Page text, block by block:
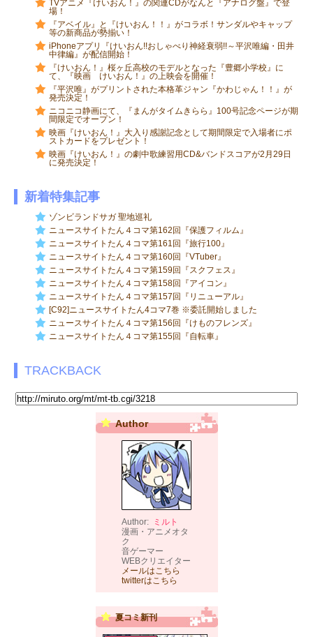
TVアニメ『けいおん！』の関連CDがなんと『アナログ盤』で登
場！
『アベイル』と『けいおん！！』がコラボ！サンダルやキャップ
等の新商品が勢揃い！
iPhoneアプリ『けいおん!!おしゃべり神経衰弱!!～平沢唯編・田井
中律編』が配信開始！
『けいおん！』桜ヶ丘高校のモデルとなった『豊郷小学校』に
て、『映画 けいおん！』の上映会を開催！
『平沢唯』がプリントされた本格革ジャン『かわじゃん！！』が
発売決定！
ニコニコ静画にて、『まんがタイムきらら』100号記念ページが期
間限定でオープン！
映画『けいおん！』大入り感謝記念として期間限定で入場者にポ
ストカードをプレゼント！
映画『けいおん！』の劇中歌練習用CD&バンドスコアが2月29日
に発売決定！
新着特集記事
ゾンビランドサガ 聖地巡礼
ニュースサイトたん４コマ第162回『保護フィルム』
ニュースサイトたん４コマ第161回『旅行100』
ニュースサイトたん４コマ第160回『VTuber』
ニュースサイトたん４コマ第159回『スクフェス』
ニュースサイトたん４コマ第158回『アイコン』
ニュースサイトたん４コマ第157回『リニューアル』
[C92]ニュースサイトたん4コマ7巻 ※委託開始しました
ニュースサイトたん４コマ第156回『けものフレンズ』
ニュースサイトたん４コマ第155回『自転車』
TRACKBACK
Author
Author:
ミルト
漫画・アニメオタ
ク
音ゲーマー
WEBクリエイター
メールはこちら
twitterはこちら
夏コミ新刊